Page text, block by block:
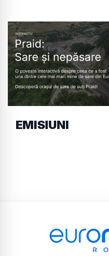
EMISIUNI